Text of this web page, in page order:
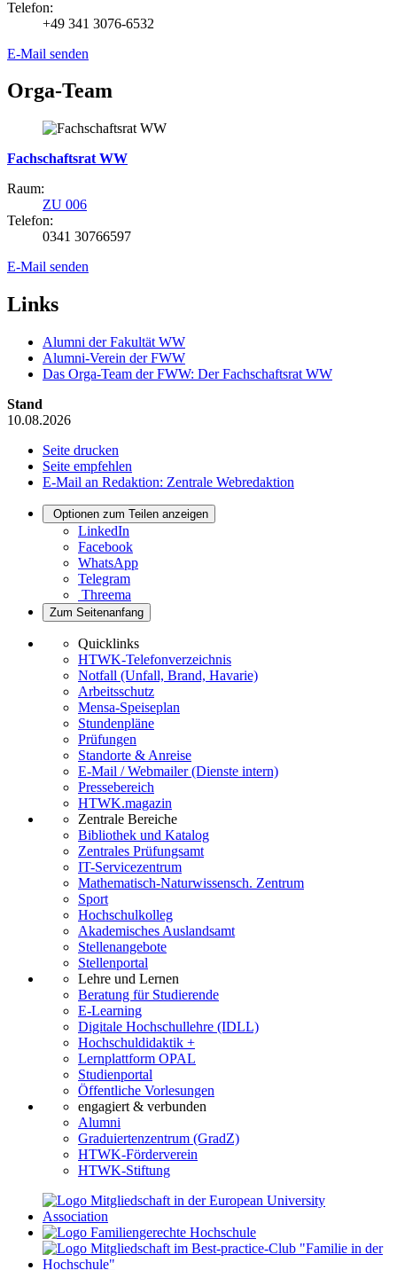
Telefon:
+49 341 3076-6532
E-Mail senden
Orga-Team
Fachschaftsrat WW
Raum:
ZU 006
Telefon:
0341 30766597
E-Mail senden
Links
Alumni der Fakultät WW
Alumni-Verein der FWW
Das Orga-Team der FWW: Der Fachschaftsrat WW
Stand
10.08.2026
Seite drucken
Seite empfehlen
E-Mail an Redaktion: Zentrale Webredaktion
Optionen zum Teilen anzeigen
LinkedIn
Facebook
WhatsApp
Telegram
Threema
Zum Seitenanfang
Quicklinks
HTWK-Telefonverzeichnis
Notfall (Unfall, Brand, Havarie)
Arbeitsschutz
Mensa-Speiseplan
Stundenpläne
Prüfungen
Standorte & Anreise
E-Mail / Webmailer (Dienste intern)
Pressebereich
HTWK.magazin
Zentrale Bereiche
Bibliothek und Katalog
Zentrales Prüfungsamt
IT-Servicezentrum
Mathematisch-Naturwissensch. Zentrum
Sport
Hochschulkolleg
Akademisches Auslandsamt
Stellenangebote
Stellenportal
Lehre und Lernen
Beratung für Studierende
E-Learning
Digitale Hochschullehre (IDLL)
Hochschuldidaktik +
Lernplattform OPAL
Studienportal
Öffentliche Vorlesungen
engagiert & verbunden
Alumni
Graduiertenzentrum (GradZ)
HTWK-Förderverein
HTWK-Stiftung